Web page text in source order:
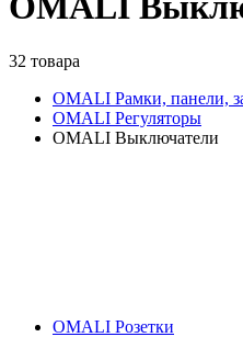
32 товара
OMALI Рамки, панели,
OMALI Регуляторы
OMALI Выключатели
OMALI Розетки